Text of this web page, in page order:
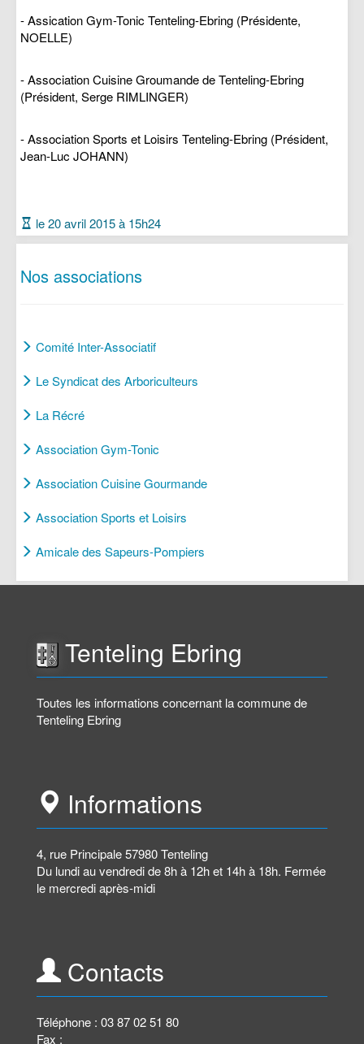
- Assication Gym-Tonic Tenteling-Ebring (Présidente,
NOELLE)
- Association Cuisine Groumande de Tenteling-Ebring
(Président, Serge RIMLINGER)
- Association Sports et Loisirs Tenteling-Ebring (Président,
Jean-Luc JOHANN)
le 20 avril 2015 à 15h24
Nos associations
Comité Inter-Associatif
Le Syndicat des Arboriculteurs
La Récré
Association Gym-Tonic
Association Cuisine Gourmande
Association Sports et Loisirs
Amicale des Sapeurs-Pompiers
Tenteling Ebring
Toutes les informations concernant la commune de
Tenteling Ebring
Informations
4, rue Principale 57980 Tenteling
Du lundi au vendredi de 8h à 12h et 14h à 18h. Fermée
le mercredi après-midi
Contacts
Téléphone : 03 87 02 51 80
Fax :